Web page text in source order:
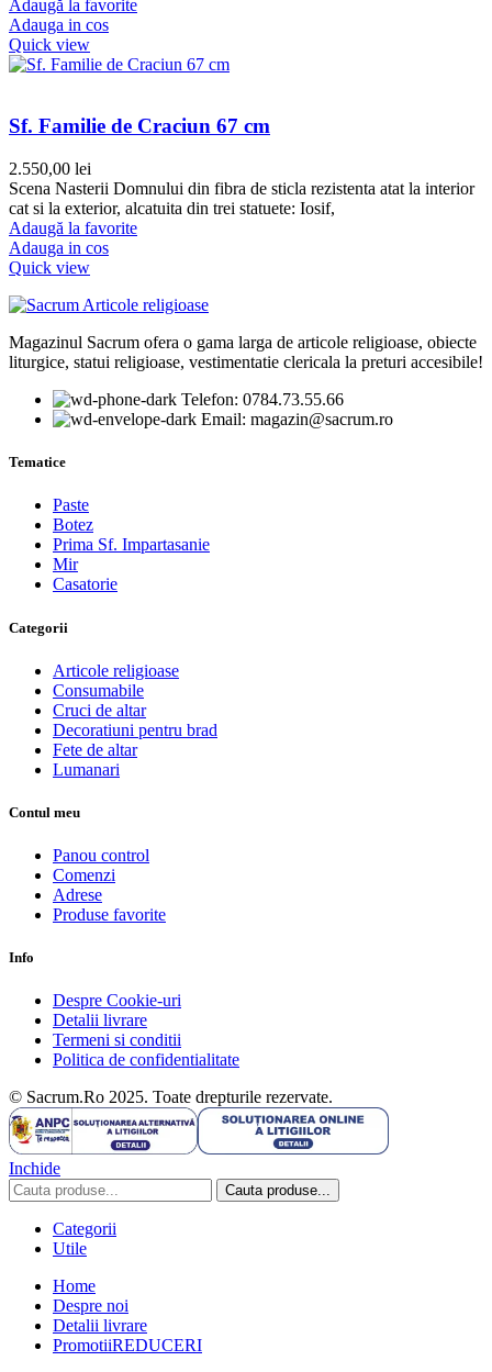
Adaugă la favorite
Adauga in cos
Quick view
Sf. Familie de Craciun 67 cm
2.550,00 lei
Scena Nasterii Domnului din fibra de sticla rezistenta atat la interior
cat si la exterior, alcatuita din trei statuete: Iosif,
Adaugă la favorite
Adauga in cos
Quick view
Magazinul Sacrum ofera o gama larga de articole religioase, obiecte
liturgice, statui religioase, vestimentatie clericala la preturi accesibile!
Telefon: 0784.73.55.66
Email: magazin@sacrum.ro
Tematice
Paste
Botez
Prima Sf. Impartasanie
Mir
Casatorie
Categorii
Articole religioase
Consumabile
Cruci de altar
Decoratiuni pentru brad
Fete de altar
Lumanari
Contul meu
Panou control
Comenzi
Adrese
Produse favorite
Info
Despre Cookie-uri
Detalii livrare
Termeni si conditii
Politica de confidentialitate
© Sacrum.Ro 2025. Toate drepturile rezervate.
Inchide
Cauta produse...
Categorii
Utile
Home
Despre noi
Detalii livrare
PromotiiREDUCERI